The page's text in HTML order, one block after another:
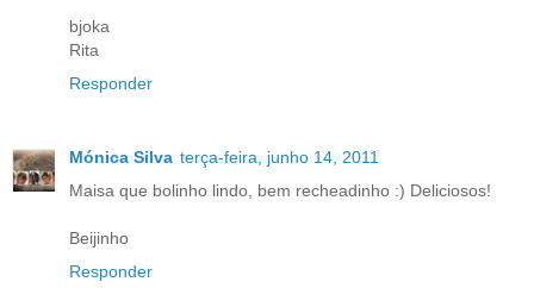
bjoka
Rita
Responder
Mónica Silva terça-feira, junho 14, 2011
Maisa que bolinho lindo, bem recheadinho :) Deliciosos!
Beijinho
Responder